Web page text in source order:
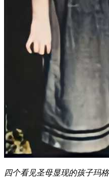
四个看见圣母显现的孩子玛